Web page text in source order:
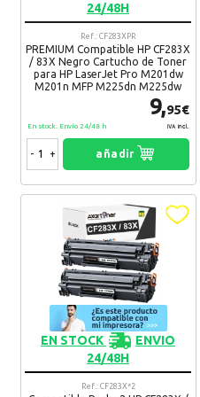
¿Recomendaría su compra?
10 Comentario(s)
Zaira 19. 10. 2020
Me ha venido genial
Recomendaría su compra:Si
20. 11. 2019
Bueno y barato
Recomendaría su compra:
Felip 22. 07. 2019
La calidad es excelente
Recomendaría su compra:
24/48H
Ref.: CF283XPR
PREMIUM Compatible HP CF283X
/ 83X Negro Cartucho de Toner
para HP LaserJet Pro M201dw
M201n MFP M225dn M225dw
9,95€
IVA Incl.
En stock. Envío 24/48 h
- + añadir
EN STOCK
ENVIO
24/48H
Ref.: CF283X*2